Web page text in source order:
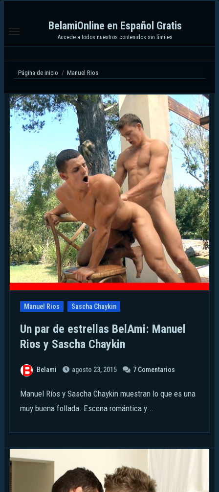
contenido
BelamiOnline en Español Gratis
Accede a todos nuestros contenidos sin límites
Página de inicio Manuel Rios
Manuel Rios Sascha Chaykin
Un par de estrellas BelAmi: Manuel
Rios y Sascha Chaykin
Belami agosto 23, 2015 7 Comentarios
Manuel Ríos y Sascha Chaykin muestran lo que es una
muy buena follada. Escena romántica y...